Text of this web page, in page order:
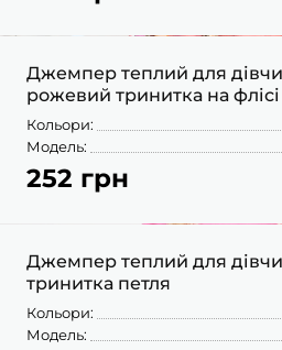
Джемпер теплий для
рожевий тринитка на флісі
Кольори:
Модель:
252 грн
Джемпер теплий для
тринитка петля
Кольори:
Модель: